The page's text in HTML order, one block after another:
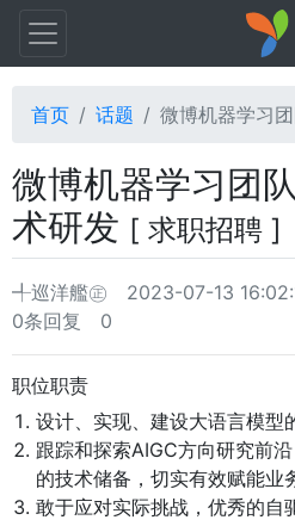
首页 话题 微博机器学习
微博机器学习团
术研发 [ 求职招聘 ]
╃巡洋艦㊣ 2023-07-13
0条回复
0
职位职责
设计、实现、建设大语言模型
跟踪和探索AIGC方向研究前
的技术储备，切实有效赋能业
敢于应对实际挑战，优秀的自